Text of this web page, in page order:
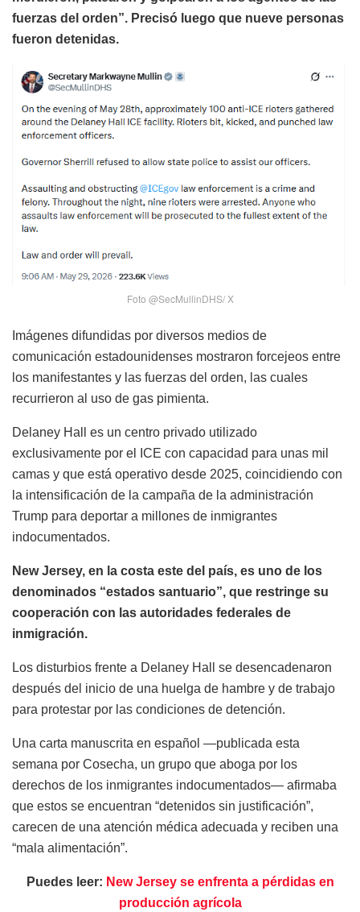
fuerzas del orden”. Precisó luego que nueve personas
fueron detenidas.
Foto @SecMullinDHS/ X
Imágenes difundidas por diversos medios de
comunicación estadounidenses mostraron forcejeos entre
los manifestantes y las fuerzas del orden, las cuales
recurrieron al uso de gas pimienta.
Delaney Hall es un centro privado utilizado
exclusivamente por el ICE con capacidad para unas mil
camas y que está operativo desde 2025, coincidiendo con
la intensificación de la campaña de la administración
Trump para deportar a millones de inmigrantes
indocumentados.
New Jersey, en la costa este del país, es uno de los
denominados “estados santuario”, que restringe su
cooperación con las autoridades federales de
inmigración.
Los disturbios frente a Delaney Hall se desencadenaron
después del inicio de una huelga de hambre y de trabajo
para protestar por las condiciones de detención.
Una carta manuscrita en español —publicada esta
semana por Cosecha, un grupo que aboga por los
derechos de los inmigrantes indocumentados— afirmaba
que estos se encuentran “detenidos sin justificación”,
carecen de una atención médica adecuada y reciben una
“mala alimentación”.
Puedes leer: New Jersey se enfrenta a pérdidas en
producción agrícola